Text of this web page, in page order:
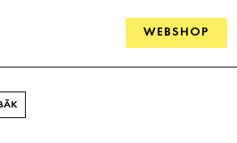
WEBSHOP